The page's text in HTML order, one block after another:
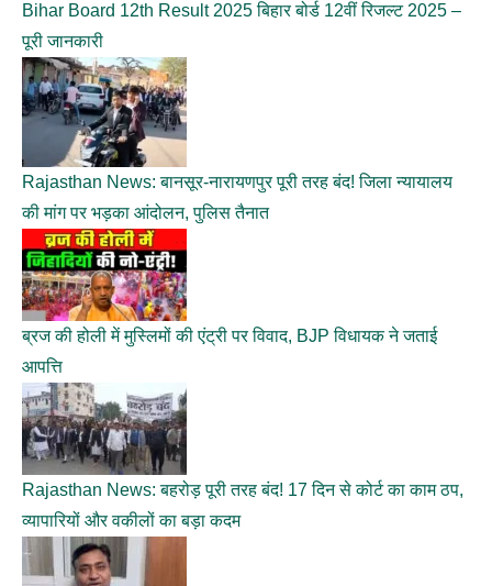
Bihar Board 12th Result 2025 बिहार बोर्ड 12वीं रिजल्ट 2025 –
पूरी जानकारी
Rajasthan News: बानसूर-नारायणपुर पूरी तरह बंद! जिला न्यायालय
की मांग पर भड़का आंदोलन, पुलिस तैनात
ब्रज की होली में मुस्लिमों की एंट्री पर विवाद, BJP विधायक ने जताई
आपत्ति
Rajasthan News: बहरोड़ पूरी तरह बंद! 17 दिन से कोर्ट का काम ठप,
व्यापारियों और वकीलों का बड़ा कदम